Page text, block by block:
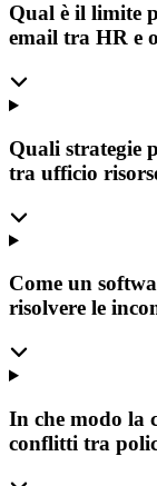
Qual è il limite
email tra HR e
Quali strategie
tra ufficio
Come un
risolvere le
In che modo la
conflitti tra